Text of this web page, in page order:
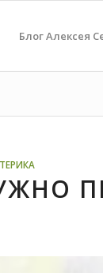
Блог Алексея